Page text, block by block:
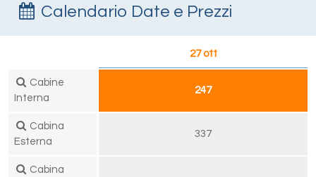
Calendario Date e Prezzi
27 ott
Cabine
Interna
247
Cabina
Esterna
337
Cabina